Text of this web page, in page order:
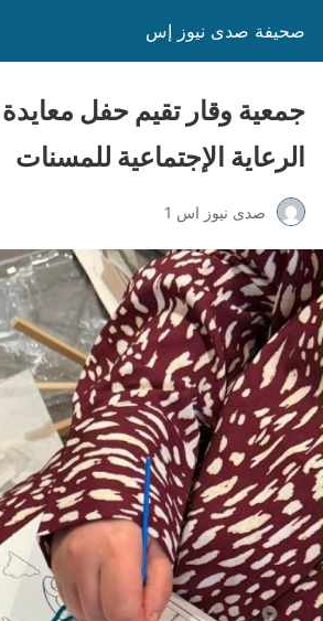
صحيفة صدى نيوز إس
جمعية وقار تقيم حفل
الرعاية الإجتماعية للمسنات
صدى نيوز اس 1